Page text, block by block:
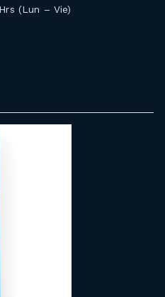
(Lun – Vie)